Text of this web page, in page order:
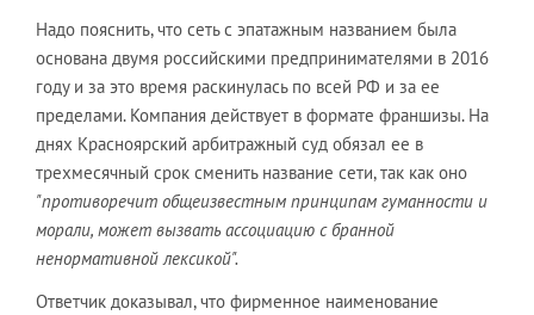
Надо пояснить, что сеть с эпатажным названием была
основана двумя российскими предпринимателями в 2016
году и за это время раскинулась по всей РФ и за ее
пределами. Компания действует в формате франшизы. На
днях Красноярский арбитражный суд обязал ее в
трехмесячный срок сменить название сети, так как оно
"противоречит общеизвестным принципам гуманности и
морали, может вызвать ассоциацию с бранной
ненормативной лексикой".
Ответчик доказывал, что фирменное наименование